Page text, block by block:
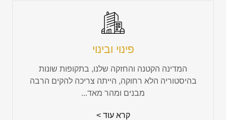
פינוי ובינוי
המדינה הקטנה והחזקה שלנו, בתקופות שונות
בהיסטוריה הלא רחוקה, הייתה צריכה להקים הרבה
מבנים ומהר מאד...
קרא עוד >